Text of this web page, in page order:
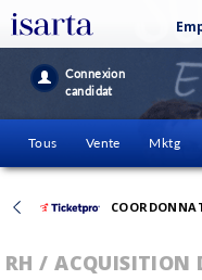
Connexion
candidat
Tous Vente Mktg
RH / ACQUISITION